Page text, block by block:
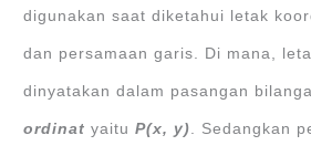
digunakan saat diketahui letak
dan persamaan garis. Di mana,
dinyatakan dalam pasangan
ordinat yaituP(x, y) . Sedangkan